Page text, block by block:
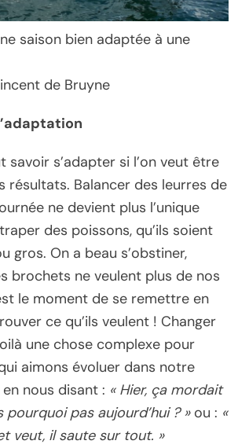
saison bien adaptée à une
de Bruyne
savoir s’adapter si l’on veut être
résultats. Balancer des leurres de
ne devient plus l’unique
des poissons, qu’ils soient
gros. On a beau s’obstiner,
brochets ne veulent plus de nos
le moment de se remettre en
ce qu’ils veulent ! Changer
une chose complexe pour
aimons évoluer dans notre
nous disant : « Hier, ça mordait
pas aujourd’hui ? »ou : «
veut, il saute sur tout. »